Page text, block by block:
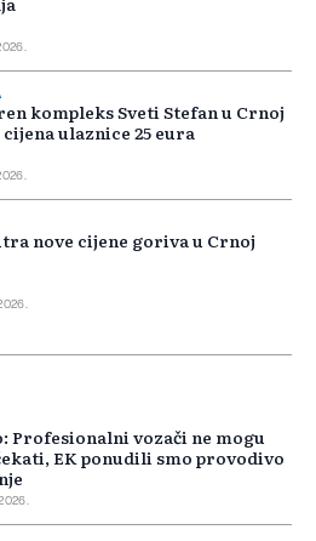
kompleks Sveti Stefan u Crnoj
ulaznice 25 eura
nove cijene goriva u Crnoj
Profesionalni vozači ne mogu
EK ponudili smo provodivo